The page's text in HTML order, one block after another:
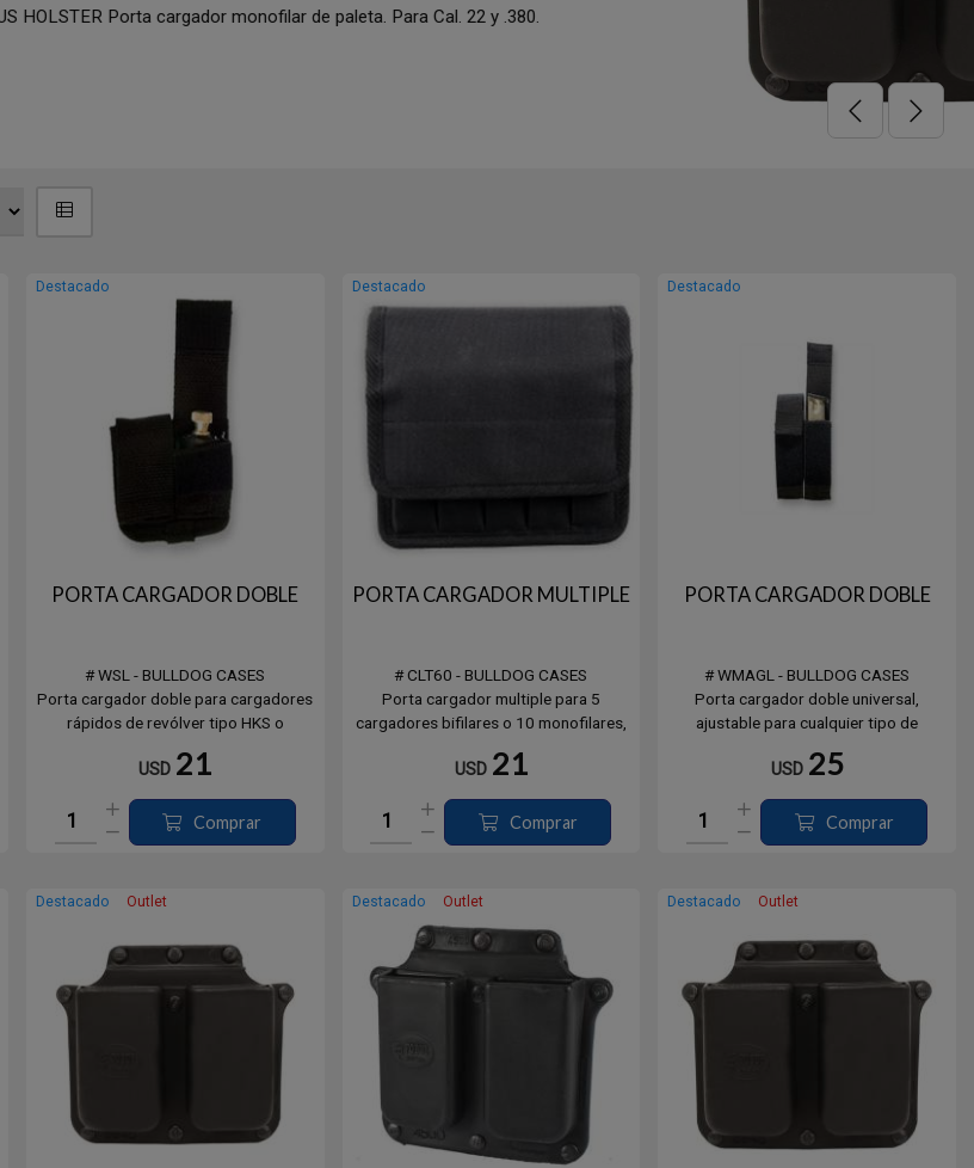
# 6945BHRT - FOBUS HOLSTER Porta cargador bifilar, universal para cinto común giratorio. Para
Cal. 45.
Destacado
PORTA CARGADOR DOBLE
# WSL - BULLDOG CASES
Porta cargador doble para cargadores
rápidos de revólver tipo HKS o
USD 21
Comprar
Destacado
PORTA CARGADOR MULTIPLE
# CLT60 - BULLDOG CASES
Porta cargador multiple para 5
cargadores bifilares o 10 monofilares,
USD 21
Comprar
Destacado
PORTA CARGADOR DOBLE
# WMAGL - BULLDOG CASES
Porta cargador doble universal,
ajustable para cualquier tipo de
USD 25
Comprar
Destacado Outlet Destacado Outlet Destacado Outlet